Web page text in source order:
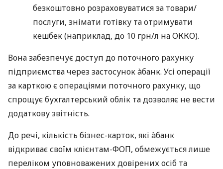
безкоштовно розраховуватися за товари/
послуги, знімати готівку та отримувати
кешбек (наприклад, до 10 грн/л на ОККО).
Вона забезпечує доступ до поточного рахунку
підприємства через застосунок àбанк. Усі операції
за карткою є операціями поточного рахунку, що
спрощує бухгалтерський облік та дозволяє не вести
додаткову звітність.
До речі, кількість бізнес-карток, які àбанк
відкриває своїм клієнтам-ФОП, обмежується лише
переліком уповноважених довірених осіб та